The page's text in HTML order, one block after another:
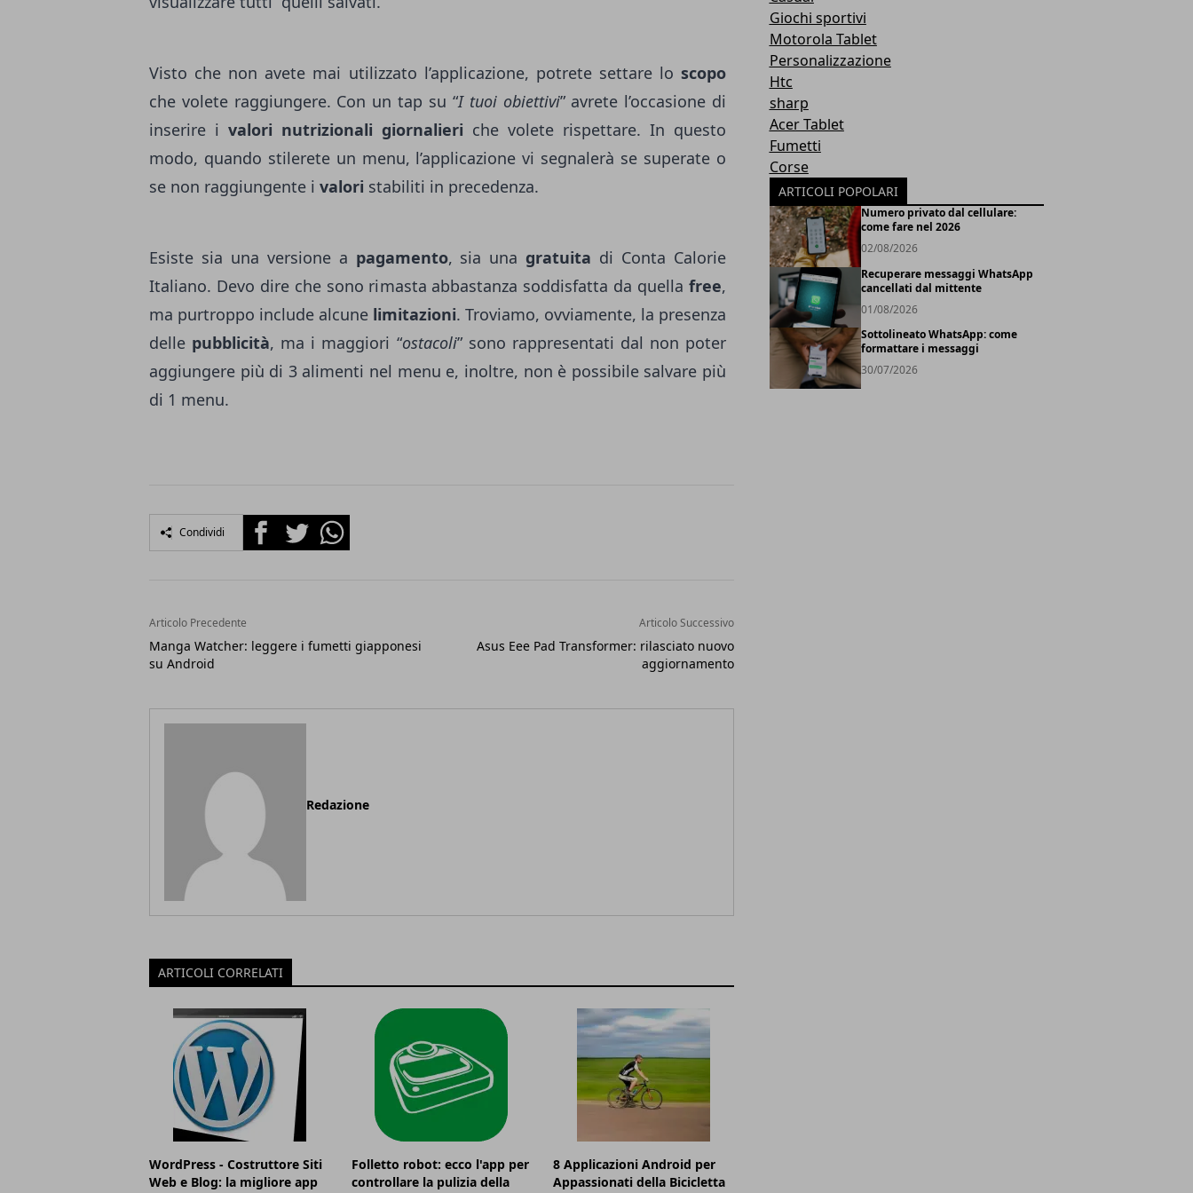
Visto che non avete mai utilizzato l’applicazione, potrete settare lo scopo
che volete raggiungere. Con un tap su “I tuoi obiettivi” avrete l’occasione di
inserire i valori nutrizionali giornalieri che volete rispettare. In questo
modo, quando stilerete un menu, l’applicazione vi segnalerà se superate o
se non raggiungente i valori stabiliti in precedenza.
Esiste sia una versione a pagamento, sia una gratuita di Conta Calorie
Italiano. Devo dire che sono rimasta abbastanza soddisfatta da quella free,
ma purtroppo include alcune limitazioni. Troviamo, ovviamente, la presenza
delle pubblicità, ma i maggiori “ostacoli” sono rappresentati dal non poter
aggiungere più di 3 alimenti nel menu e, inoltre, non è possibile salvare più
di 1 menu.
Condividi FacebookTwitterWhatsapp
Articolo Precedente
Manga Watcher: leggere i fumetti giapponesi
su Android
Articolo Successivo
Asus Eee Pad Transformer: rilasciato nuovo
aggiornamento
Redazione
ARTICOLI CORRELATI
WordPress - Costruttore Siti
Web e Blog: la migliore app
Folletto robot: ecco l'app per
controllare la pulizia della
8 Applicazioni Android per
Appassionati della Bicicletta
Giochi sportivi
Motorola Tablet
Personalizzazione
Htc
sharp
Acer Tablet
Fumetti
Corse
ARTICOLI POPOLARI
Numero privato dal cellulare:
come fare nel 2026
02/08/2026
Recuperare messaggi WhatsApp
cancellati dal mittente
01/08/2026
Sottolineato WhatsApp: come
formattare i messaggi
30/07/2026